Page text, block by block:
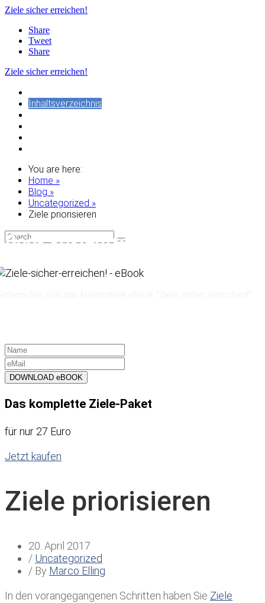
Ziele sicher erreichen!
Share
Tweet
Share
Ziele sicher erreichen!
Inhaltsverzeichnis
You are here:
Home »
Blog »
Uncategorized »
Ziele priorisieren
kostenfrei
Sie sich das kostenfreie eBook "Ziele sicher erreichen!"
DOWNLOAD eBOOK
Das komplette Ziele-Paket
für nur 27 Euro
Jetzt kaufen
Ziele priorisieren
20. April 2017
/ Uncategorized
/ By Marco Elling
In den vorangegangenen Schritten haben Sie Ziele